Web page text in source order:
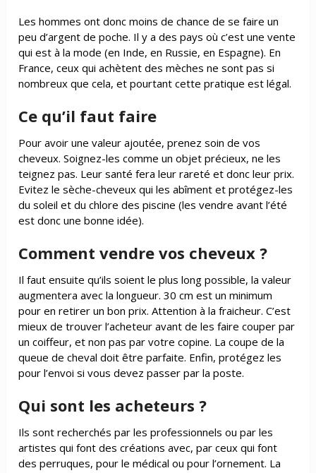
Les hommes ont donc moins de chance de se faire un
peu d’argent de poche. Il y a des pays où c’est une vente
qui est à la mode (en Inde, en Russie, en Espagne). En
France, ceux qui achètent des mèches ne sont pas si
nombreux que cela, et pourtant cette pratique est légal.
Ce qu’il faut faire
Pour avoir une valeur ajoutée, prenez soin de vos
cheveux. Soignez-les comme un objet précieux, ne les
teignez pas. Leur santé fera leur rareté et donc leur prix.
Evitez le sèche-cheveux qui les abîment et protégez-les
du soleil et du chlore des piscine (les vendre avant l’été
est donc une bonne idée).
Comment vendre vos cheveux ?
Il faut ensuite qu’ils soient le plus long possible, la valeur
augmentera avec la longueur. 30 cm est un minimum
pour en retirer un bon prix. Attention à la fraicheur. C’est
mieux de trouver l’acheteur avant de les faire couper par
un coiffeur, et non pas par votre copine. La coupe de la
queue de cheval doit être parfaite. Enfin, protégez les
pour l’envoi si vous devez passer par la poste.
Qui sont les acheteurs ?
Ils sont recherchés par les professionnels ou par les
artistes qui font des créations avec, parceux qui font
des perruques, pour le médical ou pour l’ornement. La